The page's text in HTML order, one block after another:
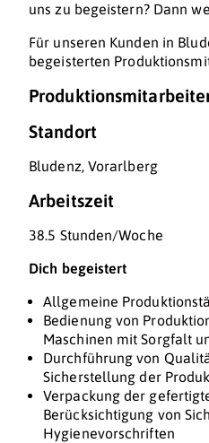
uns zu begeistern? Dann
Für unseren Kunden in
begeisterten
Standort
Bludenz, Vorarlberg
Arbeitszeit
38.5 Stunden/Woche
Dich begeistert
Allgemeine
Bedienung von
Maschinen mit Sorgfalt
Durchführung von
Sicherstellung der
Verpackung der
Berücksichtigung von
Hygienevorschriften